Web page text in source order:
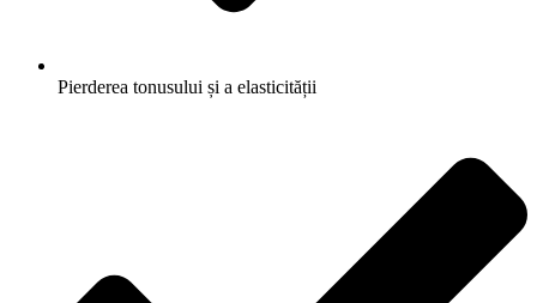
Pierderea tonusului și a elasticității